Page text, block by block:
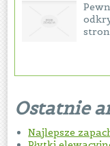
Ostatnie
Najlepsze